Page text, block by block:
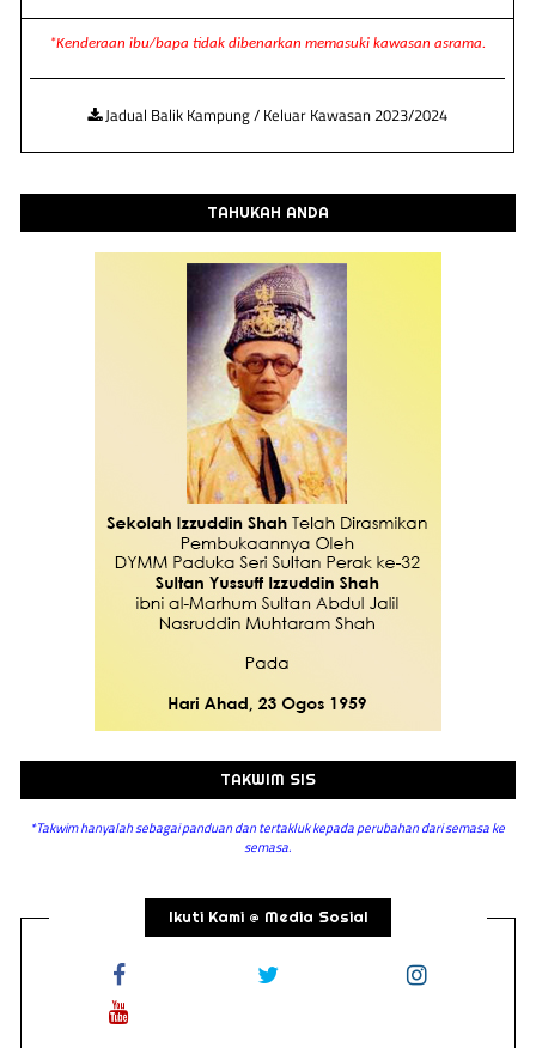
*Kenderaan ibu/bapa tidak dibenarkan memasuki kawasan asrama.
Jadual Balik Kampung / Keluar Kawasan 2023/2024
TAHUKAH ANDA
TAKWIM SIS
*Takwim hanyalah sebagai panduan dan tertakluk kepada perubahan dari semasa ke
semasa.
Ikuti Kami @ Media Sosial